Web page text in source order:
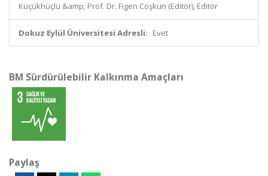
Küçükhüçlü &amp; Prof. Dr. Figen Coşkun (Editör), Editör
Dokuz Eylül Üniversitesi Adresli: Evet
BM Sürdürülebilir Kalkınma Amaçları
Paylaş